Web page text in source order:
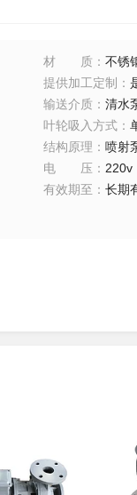
材质 ： 不锈
提供加工定制 ：
输送介质 ： 清水
叶轮吸入方式：
结构原理 ： 喷射
电压 ： 220v
有效期至 ： 长期